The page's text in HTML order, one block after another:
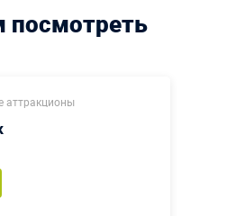
посмотреть
аттракционы